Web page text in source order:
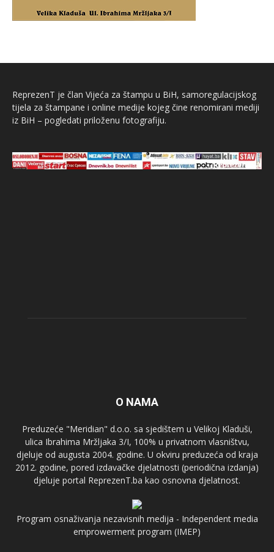
ReprezenT je član Vijeća za štampu u BiH, samoregulacijskog
tijela za štampane i online medije kojeg čine renomirani mediji
iz BiH – pogledati priloženu fotografiju.
O NAMA
Preduzeće "Meridian" d.o.o. sa sjedištem u Velikoj Kladuši,
ulica Ibrahima Mržljaka 3/I, 100% u privatnom vlasništvu,
djeluje od augusta 2004. godine. U okviru preduzeća od kraja
2012. godine, pored izdavačke djelatnosti (periodična izdanja)
djeluje portal ReprezenT.ba kao osnovna djelatnost.
Program osnaživanja nezavisnih medija - Independent media
emprowerment program (IMEP)